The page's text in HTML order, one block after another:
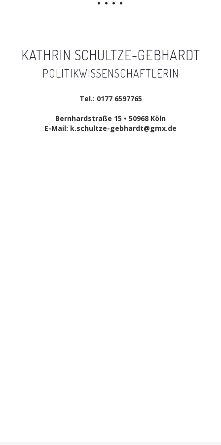
KATHRIN SCHULTZE-GEBHARDT
POLITIKWISSENSCHAFTLERIN
Tel.: 0177 6597765
Bernhardstraße 15 • 50968 Köln
E-Mail: k.schultze-gebhardt@gmx.de